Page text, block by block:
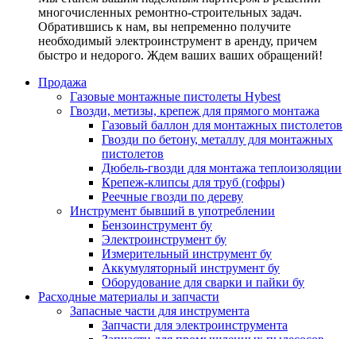
многочисленных ремонтно-строительных задач.
Обратившись к нам, вы непременно получите
необходимый электроинструмент в аренду, причем
быстро и недорого. Ждем ваших ваших обращений!
Продажа
Газовые монтажные пистолеты Hybest
Гвозди, метизы, крепеж для прямого монтажа
Газовый баллон для монтажных пистолетов
Гвозди по бетону, металлу для монтажных
пистолетов
Дюбель-гвозди для монтажа теплоизоляции
Крепеж-клипсы для труб (гофры)
Реечные гвозди по дереву
Инструмент бывший в употреблении
Бензоинструмент бу
Электроинструмент бу
Измерительный инструмент бу
Аккумуляторный инструмент бу
Оборудование для сварки и пайки бу
Расходные материалы и запчасти
Запасные части для инструмента
Запчасти для электроинструмента